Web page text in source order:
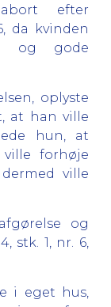
efter
da kvinden
og gode
oplyste
at han ville
hun, at
forhøje
ville
og
stk. 1, nr. 6,
i eget hus,